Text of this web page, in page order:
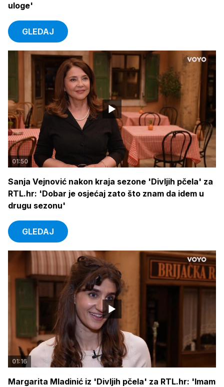
uloge'
GLEDAJ
01:50
Sanja Vejnović nakon kraja sezone 'Divljih pčela' za
RTL.hr: 'Dobar je osjećaj zato što znam da idem u
drugu sezonu'
GLEDAJ
01:16
Margarita Mladinić iz 'Divljih pčela' za RTL.hr: 'Imam